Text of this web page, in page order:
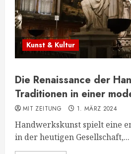
Kunst & Kultur
Die Renaissance der
Traditionen in einer
MIT ZEITUNG 1. MÄRZ 2024
Handwerkskunst spielt eine
in der heutigen Gesellschaft,...